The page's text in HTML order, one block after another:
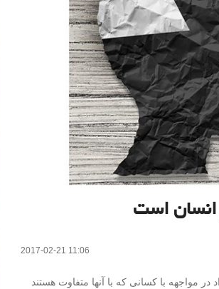
انسان است
2017-02-21 11:06
در مواجهه با کسانی که با آنها متفاوت هستند